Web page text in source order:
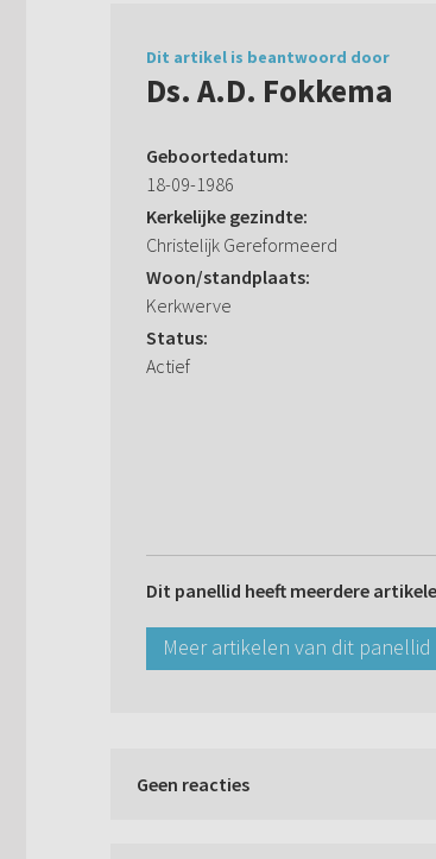
Dit artikel is beantwoord door
Ds. A.D. Fokkema
Geboortedatum:
18-09-1986
Kerkelijke gezindte:
Christelijk Gereformeerd
Woon/standplaats:
Kerkwerve
Status:
Actief
Dit panellid heeft meerdere
Meer artikelen van dit panellid
Geen reacties